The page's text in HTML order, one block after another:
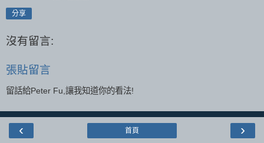
分享
沒有留言:
張貼留言
留話給Peter Fu,讓我知道你的看法!
‹ ›
首頁